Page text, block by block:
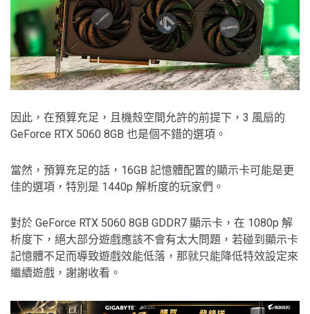
因此，在預算充足，且機殼空間允許的前提下，3 風扇的
GeForce RTX 5060 8GB 也是個不錯的選項。
當然，預算充足的話，16GB 記憶體配置的顯示卡可能是更
佳的選項，特別是 1440p 解析度的玩家們。
對於 GeForce RTX 5060 8GB GDDR7 顯示卡，在 1080p 解
析度下，絕大部分遊戲應該不會有太大問題，若碰到顯示卡
記憶體不足而導致遊戲效能低落，那就只能降低特效設定來
繼續遊戲，謝謝收看。